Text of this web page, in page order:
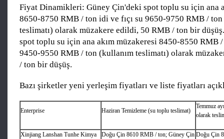
Fiyat Dinamikleri: Güney Çin'deki spot toplu su için ana
8650-8750 RMB / ton idi ve fıçı su 9650-9750 RMB /
teslimatı) olarak müzakere edildi, 50 RMB / ton bir
spot toplu su için ana akım müzakeresi 8450-8550 RMB
9450-9550 RMB / ton (kullanım teslimatı) olarak
/ ton bir düşüş.
Bazı şirketler yeni yerleşim fiyatları ve liste fiyatları
Enterprise Haziran Temizleme (su toplu teslimat)
Temmuz
olarak
Xinjiang Lanshan Tunhe Kimya
Doğu Çin 8610 RMB / ton; Güney Çin Doğu Çin